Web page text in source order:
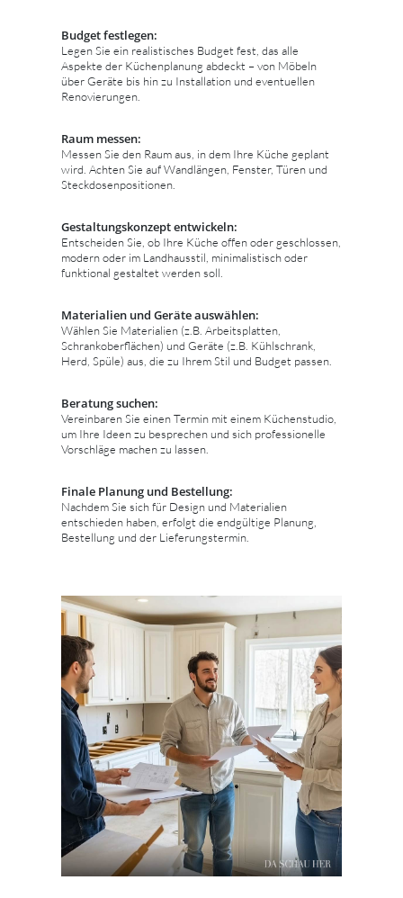
Budget festlegen:
Legen Sie ein realistisches Budget fest, das alle
Aspekte der Küchenplanung abdeckt – von Möbeln
über Geräte bis hin zu Installation und eventuellen
Renovierungen.
Raum messen:
Messen Sie den Raum aus, in dem Ihre Küche geplant
wird. Achten Sie auf Wandlängen, Fenster, Türen und
Steckdosenpositionen.
Gestaltungskonzept entwickeln:
Entscheiden Sie, ob Ihre Küche offen oder geschlossen,
modern oder im Landhausstil, minimalistisch oder
funktional gestaltet werden soll.
Materialien und Geräte auswählen:
Wählen Sie Materialien (z.B. Arbeitsplatten,
Schrankoberflächen) und Geräte (z.B. Kühlschrank,
Herd, Spüle) aus, die zu Ihrem Stil und Budget passen.
Beratung suchen:
Vereinbaren Sie einen Termin mit einem Küchenstudio,
um Ihre Ideen zu besprechen und sich professionelle
Vorschläge machen zu lassen.
Finale Planung und Bestellung:
Nachdem Sie sich für Design und Materialien
entschieden haben, erfolgt die endgültige Planung,
Bestellung und der Lieferungstermin.